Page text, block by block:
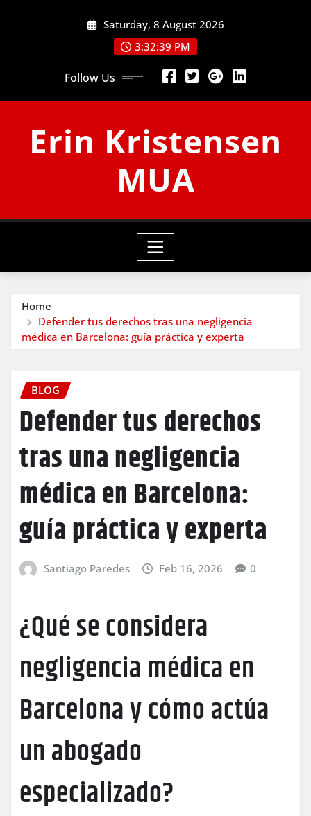
Saturday, 8 August 2026
3:32:40 PM
Follow Us
Erin Kristensen
MUA
Home
Defender tus derechos tras una negligencia
médica en Barcelona: guía práctica y experta
BLOG
Defender tus derechos
tras una negligencia
médica en Barcelona:
guía práctica y experta
Santiago Paredes Feb 16, 2026 0
¿Qué se considera
negligencia médica en
Barcelona y cómo actúa
un abogado
especializado?